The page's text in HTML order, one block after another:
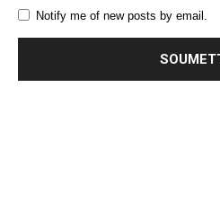
Notify me of new posts by email.